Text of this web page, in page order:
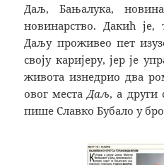
Даљ, Бањалука,
новинарство. Дакић је,
Даљу проживео пет
своју каријеру, јер је
живота изнедрио два
овог местаДаљ, а други
пише Славко Бубало у